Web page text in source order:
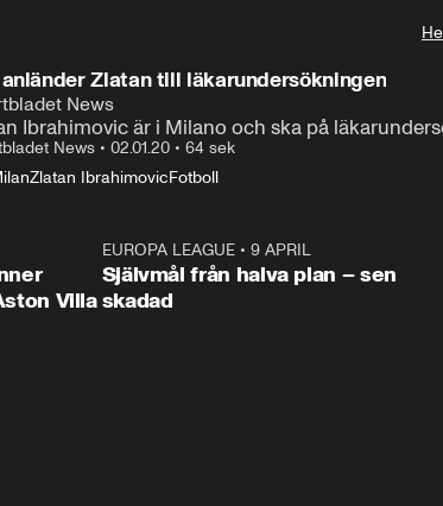
Zlatan till läkarundersökningen
News
Ibrahimovic är i Milano och ska på
News • 02.01.20 • 64 sek
Zlatan IbrahimovicFotboll
Villa
EUROPA LEAGUE• 9 APRIL
Självmål från halva plan – sen
skadad